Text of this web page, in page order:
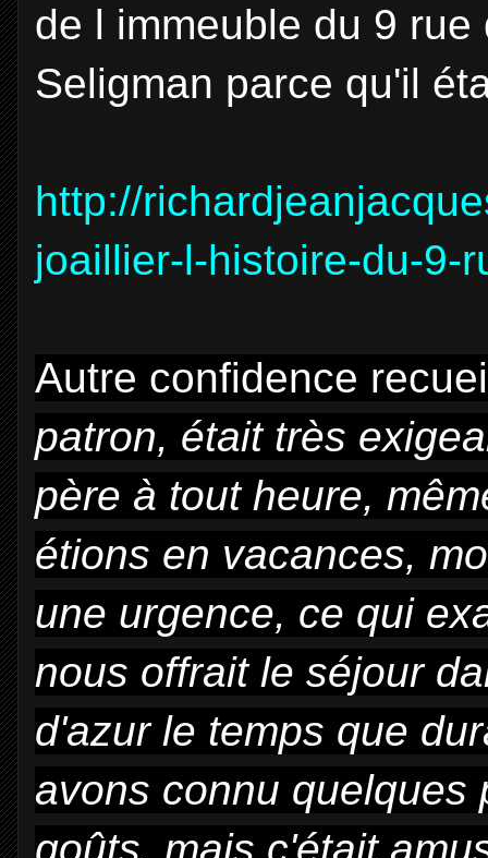
de l immeuble du 9
Seligman parce qu'il
http://
joaillier-l-histoire-du-9-
Autre confidence
patron, était très
père à tout heure,
étions en vacances,
une urgence, ce qui
nous offrait le séjour
d'azur le temps que
avons connu quelques